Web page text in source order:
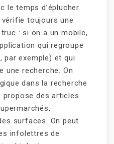
le temps d’éplucher
toujours une
: si on a un mobile,
qui regroupe
par exemple) et qui
une recherche. On
dans la recherche
propose des articles
surfaces. On peut
infolettres de